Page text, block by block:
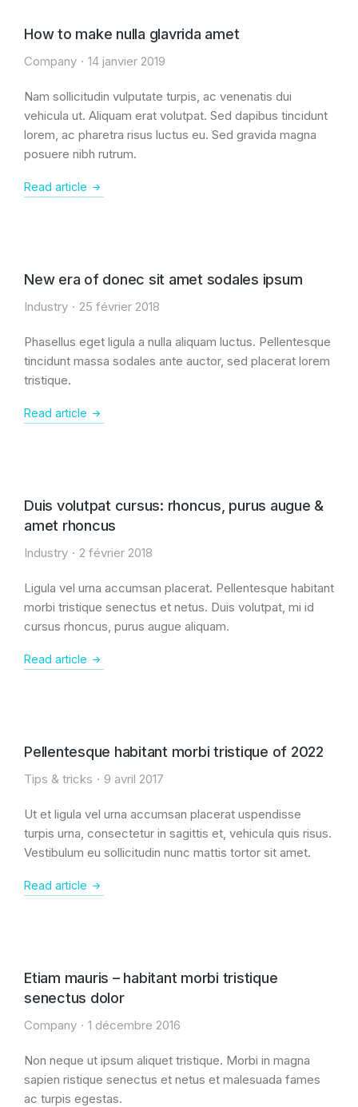
How to make nulla glavrida amet
Company 14 janvier 2019
Nam sollicitudin vulputate turpis, ac venenatis dui
vehicula ut. Aliquam erat volutpat. Sed dapibus tincidunt
lorem, ac pharetra risus luctus eu. Sed gravida magna
posuere nibh rutrum.
Read article
New era of donec sit amet sodales ipsum
Industry 25 février 2018
Phasellus eget ligula a nulla aliquam luctus. Pellentesque
tincidunt massa sodales ante auctor, sed placerat lorem
tristique.
Read article
Duis volutpat cursus: rhoncus, purus augue &
amet rhoncus
Industry 2 février 2018
Ligula vel urna accumsan placerat. Pellentesque habitant
morbi tristique senectus et netus. Duis volutpat, mi id
cursus rhoncus, purus augue aliquam.
Read article
Pellentesque habitant morbi tristique of 2022
Tips & tricks 9 avril 2017
Ut et ligula vel urna accumsan placerat uspendisse
turpis urna, consectetur in sagittis et, vehicula quis risus.
Vestibulum eu sollicitudin nunc mattis tortor sit amet.
Read article
Etiam mauris – habitant morbi tristique
senectus dolor
Company 1 décembre 2016
Non neque ut ipsum aliquet tristique. Morbi in magna
sapien ristique senectus et netus et malesuada fames
ac turpis egestas.